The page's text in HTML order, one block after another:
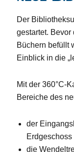
Der
gestartet.
Büchern befüllt
Einblick in die
Mit der 360°C-
Bereiche des
der
Erdgeschoss
die